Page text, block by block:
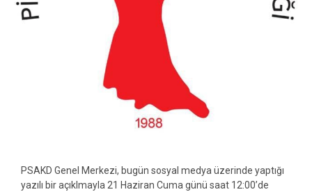
PSAKD Genel Merkezi, bugün sosyal medya üzerinde yaptığı
yazılı bir açıklmayla 21 Haziran Cuma günü saat 12:00’de